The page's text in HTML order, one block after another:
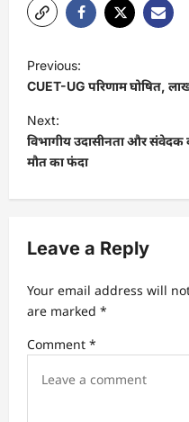
P
o
s
t
n
a
i
a
t
i
Previous:
CUET-UG परिणाम घोषित,
Next:
विभागीय उदासीनता और संवेदक
मौत का फंदा
Leave a Reply
Your email address will
are marked *
Comment *